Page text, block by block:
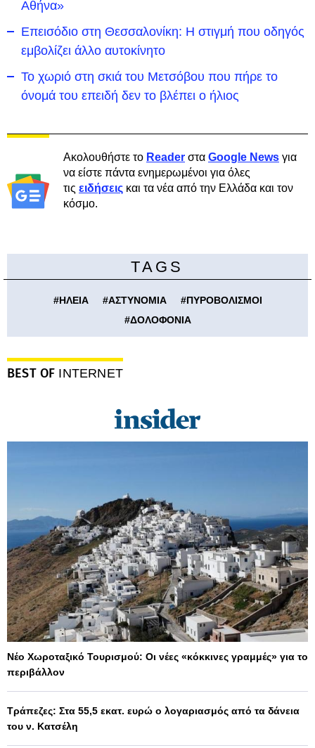
Αθήνα»
Επεισόδιο στη Θεσσαλονίκη: Η στιγμή που οδηγός
εμβολίζει άλλο αυτοκίνητο
Το χωριό στη σκιά του Μετσόβου που πήρε το
όνομά του επειδή δεν το βλέπει ο ήλιος
Ακολουθήστε το Reader στα Google News για
να είστε πάντα ενημερωμένοι για όλες
τις ειδήσεις και τα νέα από την Ελλάδα και τον
κόσμο.
TAGS
#ΗΛΕΙΑ #ΑΣΤΥΝΟΜΙΑ #ΠΥΡΟΒΟΛΙΣΜΟΙ
#ΔΟΛΟΦΟΝΙΑ
BEST OF INTERNET
Νέο Χωροταξικό Τουρισμού: Οι νέες «κόκκινες γραμμές» για το
περιβάλλον
Τράπεζες: Στα 55,5 εκατ. ευρώ ο λογαριασμός από τα δάνεια
του ν. Κατσέλη